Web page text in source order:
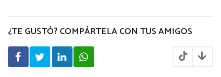
P
a
i
¿TE GUSTÓ? COMPÁRTELA CON TUS AMIGOS